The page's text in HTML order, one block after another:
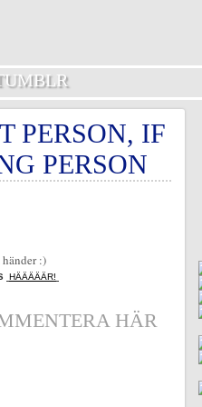
PERSON, IF
PERSON
:)
HÄÄÄÄÄR!
HÄR